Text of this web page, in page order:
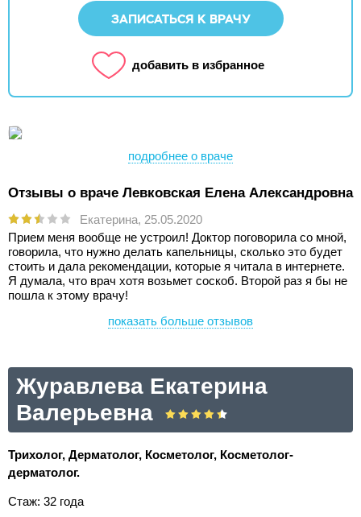
ЗАПИСАТЬСЯ К ВРАЧУ
добавить в избранное
подробнее о враче
Отзывы о враче Левковская Елена Александровна
Екатерина, 25.05.2020
Прием меня вообще не устроил! Доктор поговорила со мной,
говорила, что нужно делать капельницы, сколько это будет
стоить и дала рекомендации, которые я читала в интернете.
Я думала, что врач хотя возьмет соскоб. Второй раз я бы не
пошла к этому врачу!
показать больше отзывов
Журавлева Екатерина
Валерьевна
Трихолог, Дерматолог, Косметолог, Косметолог-
дерматолог.
Стаж: 32 года